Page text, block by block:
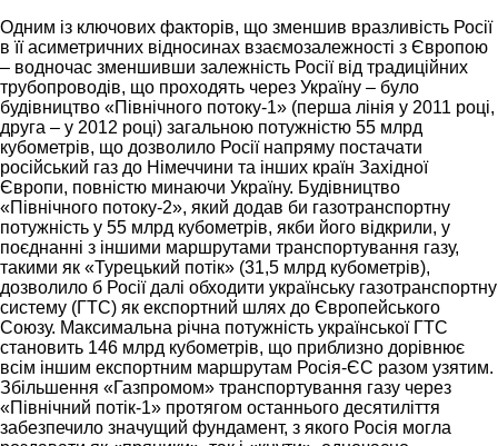
Одним із ключових факторів, що зменшив вразливість Росії
в її асиметричних відносинах взаємозалежності з Європою
– водночас зменшивши залежність Росії від традиційних
трубопроводів, що проходять через Україну – було
будівництво «Північного потоку-1» (перша лінія у 2011 році,
друга – у 2012 році) загальною потужністю 55 млрд
кубометрів, що дозволило Росії напряму постачати
російський газ до Німеччини та інших країн Західної
Європи, повністю минаючи Україну. Будівництво
«Північного потоку-2», який додав би газотранспортну
потужність у 55 млрд кубометрів, якби його відкрили, у
поєднанні з іншими маршрутами транспортування газу,
такими як «Турецький потік» (31,5 млрд кубометрів),
дозволило б Росії далі обходити українську газотранспортну
систему (ГТС) як експортний шлях до Європейського
Союзу. Максимальна річна потужність української ГТС
становить 146 млрд кубометрів, що приблизно дорівнює
всім іншим експортним маршрутам Росія-ЄС разом узятим.
Збільшення «Газпромом» транспортування газу через
«Північний потік-1» протягом останнього десятиліття
забезпечило значущий фундамент, з якого Росія могла